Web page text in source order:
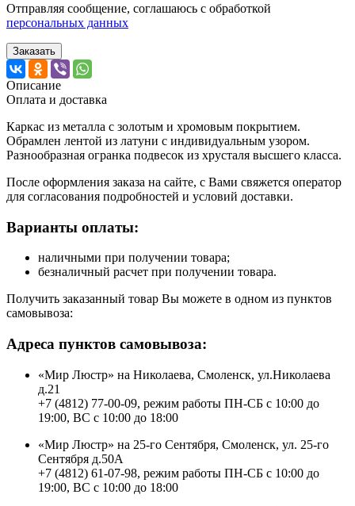
Отправляя сообщение, соглашаюсь с обработкой
персональных данных
Заказать
Описание
Оплата и доставка
Каркас из металла с золотым и хромовым покрытием.
Обрамлен лентой из латуни с индивидуальным узором.
Разнообразная огранка подвесок из хрусталя высшего класса.
После оформления заказа на сайте, с Вами свяжется оператор
для согласования подробностей и условий доставки.
Варианты оплаты:
наличными при получении товара;
безналичный расчет при получении товара.
Получить заказанный товар Вы можете в одном из пунктов
самовывоза:
Адреса пунктов самовывоза:
«Мир Люстр» на Николаева, Смоленск, ул.Николаева
д.21
+7 (4812) 77-00-09, режим работы ПН-СБ с 10:00 до
19:00, ВС с 10:00 до 18:00
«Мир Люстр» на 25-го Сентября, Смоленск, ул. 25-го
Сентября д.50А
+7 (4812) 61-07-98, режим работы ПН-СБ с 10:00 до
19:00, ВС с 10:00 до 18:00